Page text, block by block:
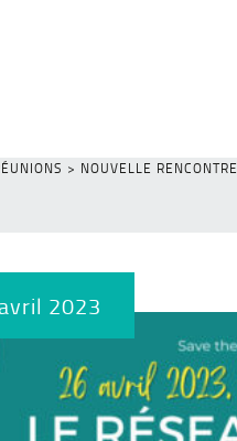
> NOUVELLE
2023